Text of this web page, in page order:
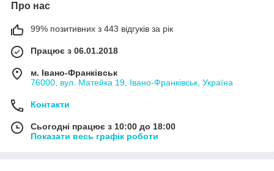
Про нас
99% позитивних з 443 відгуків за рік
Працює з 06.01.2018
м. Івано-Франківськ
76000, вул. Матейка 19, Івано-Франківськ, Україна
Контакти
Сьогодні працює з 10:00 до 18:00
Показати весь графік роботи